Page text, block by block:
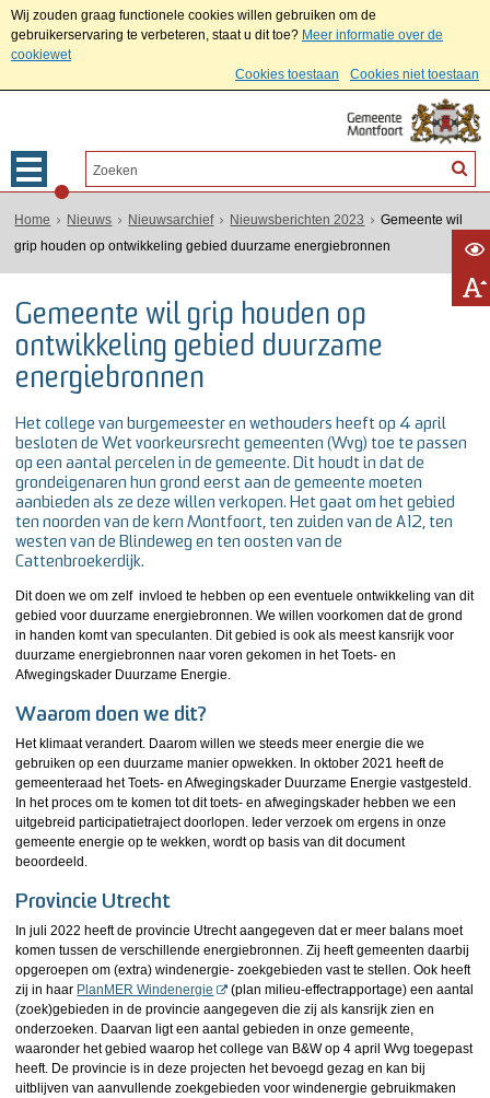
Wij zouden graag functionele cookies willen gebruiken om de
gebruikerservaring te verbeteren, staat u dit toe? Meer informatie over de
cookiewet
Cookies toestaan
Cookies niet toestaan
Home Nieuws Nieuwsarchief Nieuwsberichten 2023
Gemeente wil
grip houden op ontwikkeling gebied duurzame energiebronnen
Gemeente wil grip houden op
ontwikkeling gebied duurzame
energiebronnen
Het college van burgemeester en wethouders heeft op 4 april
besloten de Wet voorkeursrecht gemeenten (Wvg) toe te passen
op een aantal percelen in de gemeente. Dit houdt in dat de
grondeigenaren hun grond eerst aan de gemeente moeten
aanbieden als ze deze willen verkopen. Het gaat om het gebied
ten noorden van de kern Montfoort, ten zuiden van de A12, ten
westen van de Blindeweg en ten oosten van de
Cattenbroekerdijk.
Dit doen we om zelf invloed te hebben op een eventuele ontwikkeling van dit
gebied voor duurzame energiebronnen. We willen voorkomen dat de grond
in handen komt van speculanten. Dit gebied is ook als meest kansrijk voor
duurzame energiebronnen naar voren gekomen in het Toets- en
Afwegingskader Duurzame Energie.
Waarom doen we dit?
Het klimaat verandert. Daarom willen we steeds meer energie die we
gebruiken op een duurzame manier opwekken. In oktober 2021 heeft de
gemeenteraad het Toets- en Afwegingskader Duurzame Energie vastgesteld.
In het proces om te komen tot dit toets- en afwegingskader hebben we een
uitgebreid participatietraject doorlopen. Ieder verzoek om ergens in onze
gemeente energie op te wekken, wordt op basis van dit document
beoordeeld.
Provincie Utrecht
In juli 2022 heeft de provincie Utrecht aangegeven dat er meer balans moet
komen tussen de verschillende energiebronnen. Zij heeft gemeenten daarbij
opgeroepen om (extra) windenergie- zoekgebieden vast te stellen. Ook heeft
zij in haar PlanMER Windenergie
(plan milieu-effectrapportage) een aantal
(zoek)gebieden in de provincie aangegeven die zij als kansrijk zien en
onderzoeken. Daarvan ligt een aantal gebieden in onze gemeente,
waaronder het gebied waarop het college van B&W op 4 april Wvg toegepast
heeft. De provincie is in deze projecten het bevoegd gezag en kan bij
uitblijven van aanvullende zoekgebieden voor windenergie gebruikmaken